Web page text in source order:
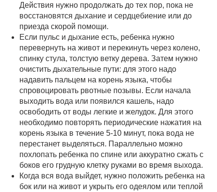
Действия нужно продолжать до тех пор, пока не
восстановятся дыхание и сердцебиение или до
приезда скорой помощи.
Если пульс и дыхание есть, ребенка нужно
перевернуть на живот и перекинуть через колено,
спинку стула, толстую ветку дерева. Затем нужно
очистить дыхательные пути: для этого надо
надавить пальцем на корень языка, чтобы
спровоцировать рвотные позывы. Если начала
выходить вода или появился кашель, надо
освободить от воды легкие и желудок. Для этого
необходимо повторять периодические нажатия на
корень языка в течение 5-10 минут, пока вода не
перестанет выделяться. Параллельно можно
похлопать ребенка по спине или аккуратно сжать с
боков его грудную клетку руками во время выхода.
Когда вся вода выйдет, нужно положить ребенка на
бок или на живот и укрыть его одеялом или теплой